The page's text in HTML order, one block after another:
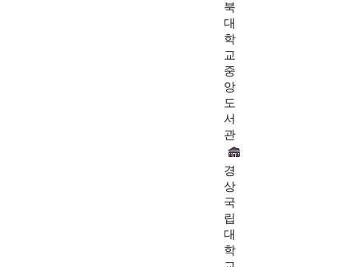
북
대
학
교
중
앙
도
서
관
경
상
국
립
대
학